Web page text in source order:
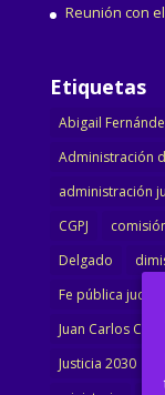
Reunión con
Etiquetas
Abigail
Administración
administración
CGPJ
Delgado
Fe pública judicial
Juan Carlos
Justicia 2030